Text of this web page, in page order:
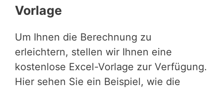
Vorlage
Um Ihnen die Berechnung zu
erleichtern, stellen wir Ihnen eine
kostenlose Excel-Vorlage zur Verfügung.
Hier sehen Sie ein Beispiel, wie die